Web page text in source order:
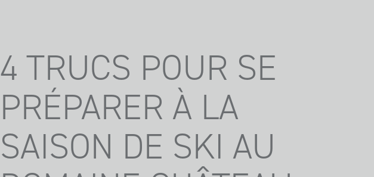
4 TRUCS POUR SE
PRÉPARER À LA
SAISON DE SKI AU